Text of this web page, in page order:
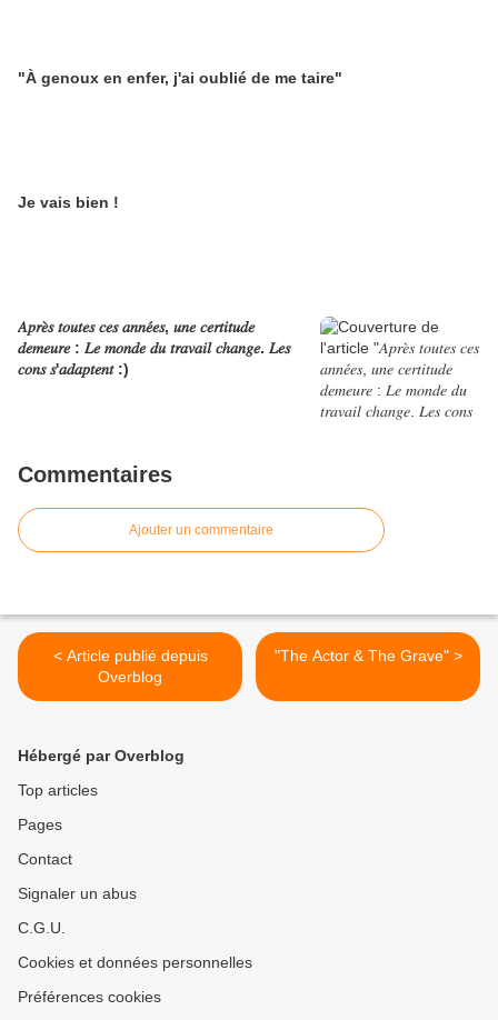
"À genoux en enfer, j'ai oublié de me taire"
Je vais bien !
𝐴𝑝𝑟𝑒̀𝑠 𝑡𝑜𝑢𝑡𝑒𝑠 𝑐𝑒𝑠 𝑎𝑛𝑛𝑒́𝑒𝑠, 𝑢𝑛𝑒 𝑐𝑒𝑟𝑡𝑖𝑡𝑢𝑑𝑒
𝑑𝑒𝑚𝑒𝑢𝑟𝑒 : 𝐿𝑒 𝑚𝑜𝑛𝑑𝑒 𝑑𝑢 𝑡𝑟𝑎𝑣𝑎𝑖𝑙 𝑐ℎ𝑎𝑛𝑔𝑒. 𝐿𝑒𝑠
𝑐𝑜𝑛𝑠 𝑠'𝑎𝑑𝑎𝑝𝑡𝑒𝑛𝑡 :)
Commentaires
Ajouter un commentaire
< Article publié depuis
Overblog
"The Actor & The Grave" >
Hébergé par Overblog
Top articles
Pages
Contact
Signaler un abus
C.G.U.
Cookies et données personnelles
Préférences cookies